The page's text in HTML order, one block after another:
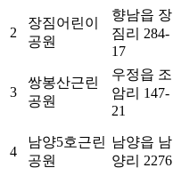
2
장짐어린이
공원
향남읍 장
짐리 284-
17
3
쌍봉산근린
공원
우정읍 조
암리 147-
21
4
남양5호근린
공원
남양읍 남
양리 2276